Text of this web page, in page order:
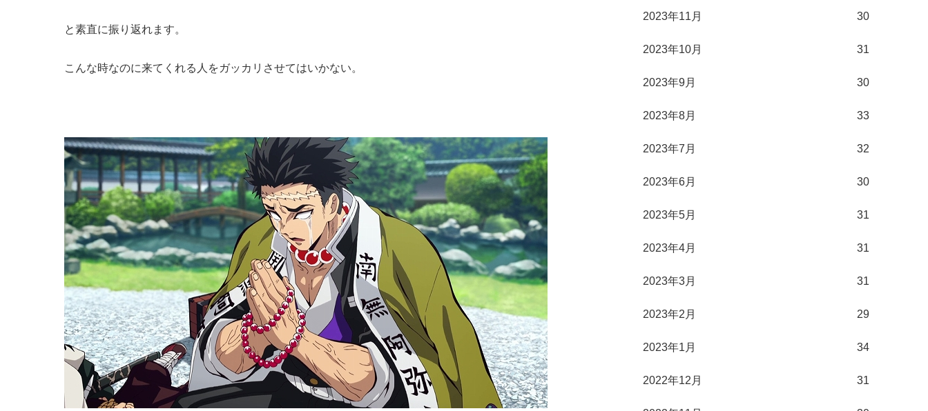
と素直に振り返れます。
こんな時なのに来てくれる人をガッカリさせてはいかない。
2023年11月 30
2023年10月 31
2023年9月 30
2023年8月 33
2023年7月 32
2023年6月 30
2023年5月 31
2023年4月 31
2023年3月 31
2023年2月 29
2023年1月 34
2022年12月 31